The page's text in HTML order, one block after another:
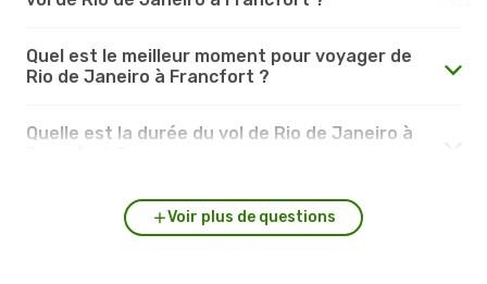
Quel est le meilleur moment pour voyager de
Rio de Janeiro à Francfort ?
Quelle est la durée du vol de Rio de Janeiro à
Voir plus de questions